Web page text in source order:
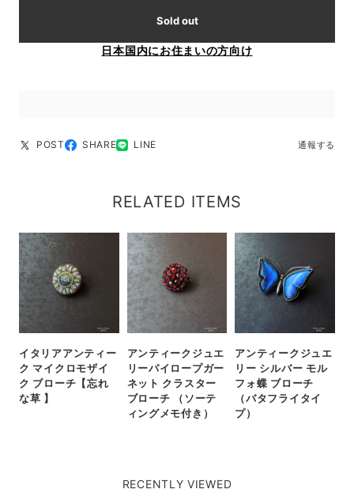
Sold out
日本国内にお住まいの方向け
POST SHARE LINE 通報する
RELATED ITEMS
イタリアアンティー
ク マイクロモザイ
ク ブローチ【忘れ
な草 】
アンティークジュエ
リーパイロープガー
ネット クラスター
ブローチ （ソーテ
ィングメモ付き）
アンティークジュエ
リー シルバー モル
フォ蝶 ブローチ
（バタフライタイ
プ）
RECENTLY VIEWED